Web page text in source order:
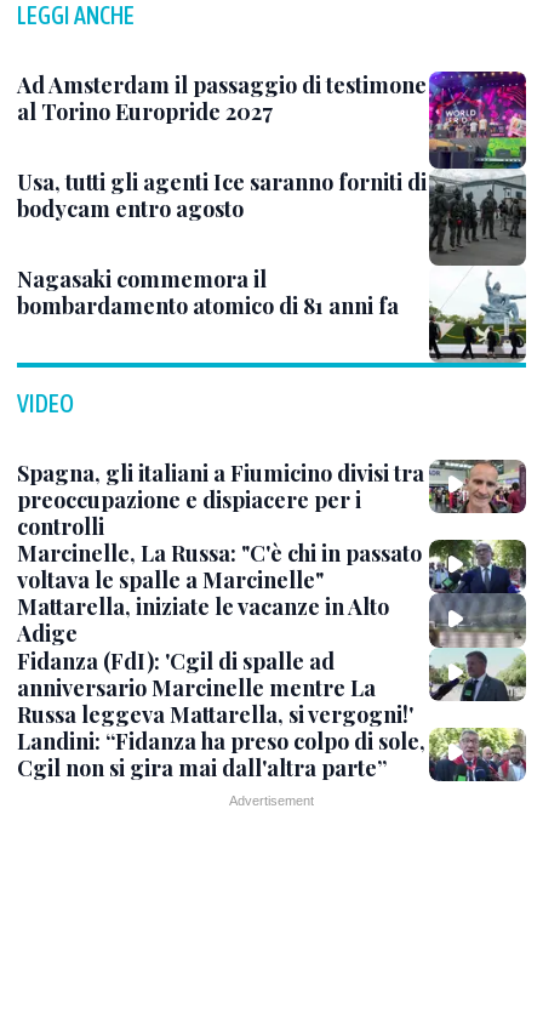
LEGGI ANCHE
Ad Amsterdam il passaggio di testimone
al Torino Europride 2027
Usa, tutti gli agenti Ice saranno forniti di
bodycam entro agosto
Nagasaki commemora il
bombardamento atomico di 81 anni fa
VIDEO
Spagna, gli italiani a Fiumicino divisi tra
preoccupazione e dispiacere per i
controlli
Marcinelle, La Russa: "C'è chi in passato
voltava le spalle a Marcinelle"
Mattarella, iniziate le vacanze in Alto
Adige
Fidanza (FdI): 'Cgil di spalle ad
anniversario Marcinelle mentre La
Russa leggeva Mattarella, si vergogni!'
Landini: “Fidanza ha preso colpo di sole,
Cgil non si gira mai dall'altra parte”